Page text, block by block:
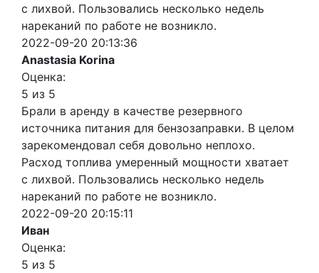
с лихвой. Пользовались несколько недель
нареканий по работе не возникло.
2022-09-20 20:13:36
Anastasia Korina
Оценка:
5 из 5
Брали в аренду в качестве резервного
источника питания для бензозаправки. В целом
зарекомендовал себя довольно неплохо.
Расход топлива умеренный мощности хватает
с лихвой. Пользовались несколько недель
нареканий по работе не возникло.
2022-09-20 20:15:11
Иван
Оценка:
5 из 5